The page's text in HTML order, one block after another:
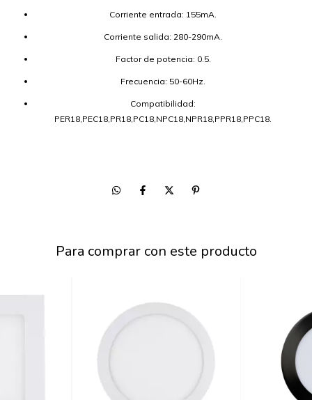
Corriente entrada: 155mA.
Corriente salida: 280-290mA.
Factor de potencia: 0.5.
Frecuencia: 50-60Hz.
Compatibilidad:
PER18,PEC18,PR18,PC18,NPC18,NPR18,PPR18,PPC18.
Para comprar con este producto